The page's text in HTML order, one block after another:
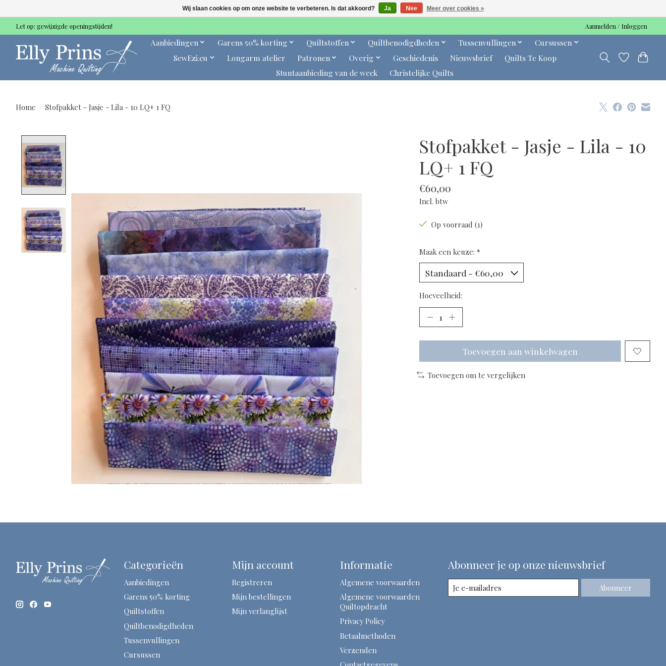
Let op: gewijzigde openingstijden! Aanmelden / Inloggen
Aanbiedingen Garens 50% korting Quiltstoffen Quiltbenodigdheden Tussenvullingen
Cursussen
SewEzi.eu
Longarm atelier Patronen Overig Geschiedenis Nieuwsbrief
Quilts Te Koop
Stuntaanbieding van de week
Christelijke Quilts
Home / Stofpakket - Jasje - Lila - 10 LQ+ 1 FQ
Stofpakket - Jasje - Lila - 10
LQ+ 1 FQ
€60,00
Incl. btw
Op voorraad (1)
Maak een keuze: *
Hoeveelheid:
Toevoegen aan winkelwagen
Toevoegen om te vergelijken
Categorieën
Aanbiedingen
Garens 50% korting
Quiltstoffen
Quiltbenodigdheden
Tussenvullingen
Cursussen
Mijn account
Registreren
Mijn bestellingen
Mijn verlanglijst
Informatie
Algemene voorwaarden
Algemene voorwaarden
Quiltopdracht
Privacy Policy
Betaalmethoden
Verzenden
Abonneer je op onze nieuwsbrief
Abonneer
Wij slaan cookies op om onze website te verbeteren. Is dat akkoord? Ja Nee Meer over cookies »